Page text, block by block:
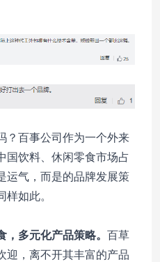
？百事公司作为一个外来
国饮料、休闲零食市场占
运气，而是的品牌发展策
如此。
多元化产品策略。 百草
迎，离不开其丰富的产品